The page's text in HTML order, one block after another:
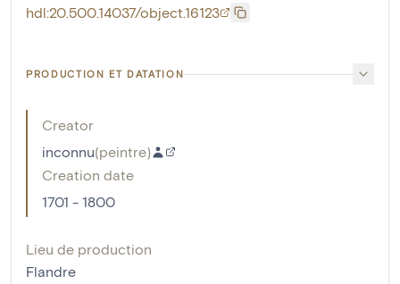
hdl:20.500.14037/object.16123
PRODUCTION ET DATATION
Creator
inconnu(peintre)
Creation date
1701 - 1800
Lieu de production
Flandre